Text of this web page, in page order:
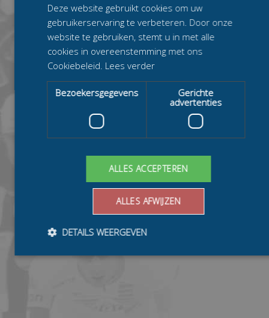
Deze website gebruikt cookies om uw
gebruikerservaring te verbeteren. Door onze
website te gebruiken, stemt u in met alle
cookies in overeenstemming met ons
Cookiebeleid. Lees verder
Bezoekersgegevens
Gerichte
advertenties
ALLES ACCEPTEREN
ALLES AFWIJZEN
DETAILS WEERGEVEN